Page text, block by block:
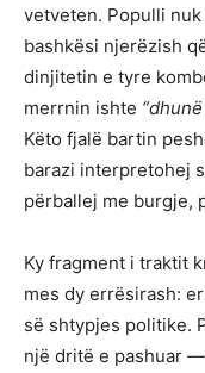
vetveten. Populli
bashkësi njerëzish
dinjitetin e tyre
merrnin ishte
Këto fjalë bartin
barazi interpretohej
përballej me burgje,
Ky fragment i traktit
mes dy errësirash:
së shtypjes politike.
një dritë e pashuar